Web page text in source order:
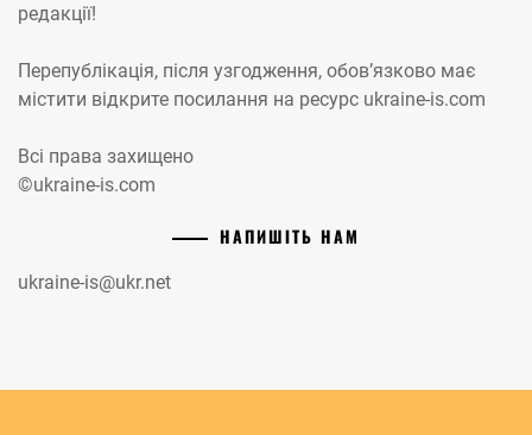
редакції!
Перепублікація, після узгодження, обов’язково має
містити відкрите посилання на ресурс ukraine-is.com
Всі права захищено
©ukraine-is.com
НАПИШІТЬ НАМ
ukraine-is@ukr.net